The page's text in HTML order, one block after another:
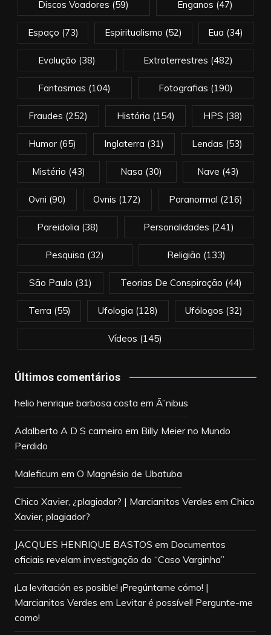
Discos Voadores (59) Enganos (47)
Espaço (73) Espiritualismo (52) Eua (34)
Evolução (38) Extraterrestres (482)
Fantasmas (104) Fotografias (190)
Fraudes (252) História (154) HPS (38)
Humor(65) Inglaterra (31) Lendas (53)
Mistério (43) Nasa (30) Nave (43)
Ovni (90) Ovnis (172) Paranormal (216)
Pareidolia (38) Personalidades (241)
Pesquisa (32) Religião (133)
São Paulo (31) Teorias De Conspiração (44)
Terra (55) Ufologia (128) Ufólogos (32)
Vídeos (145)
Últimos comentários
helio henrique barbosa costa em Ã”nibus
Adalberto A D S carneiro em Billy Meier no Mundo
Perdido
Maleficum em O Magnésio de Ubatuba
Chico Xavier, ¿plagiador? | Marcianitos Verdes em Chico
Xavier, plagiador?
JACQUES HENRIQUE BASTOS em Documentos
oficiais revelam investigação do “Caso Varginha”
¡La levitación es posible! ¡Pregúntame cómo! |
Marcianitos Verdes em Levitar é possível! Pergunte-me
como!